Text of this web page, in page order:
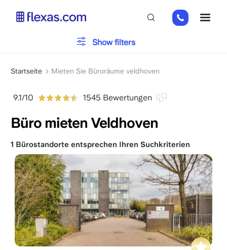
+31
85
Pfadnavigation
Startseite Mieten Sie Büroräume veldhoven
9.1/10 1545 Bewertungen
Büro mieten Veldhoven
Parken
Dienstleistungen
Bitte wählen Sie Ihre Teamgröße x
Show filters
1 Bürostandorte entsprechen Ihren Suchkriterien